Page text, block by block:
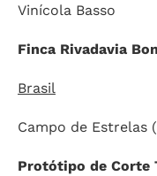
Vinícola Basso
Finca Rivadavia
Brasil
Campo de Estrelas
Protótipo de Corte